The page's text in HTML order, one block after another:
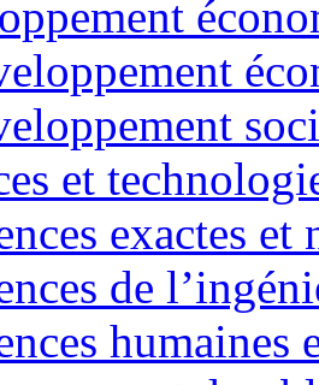
et
exactes et
de
humaines